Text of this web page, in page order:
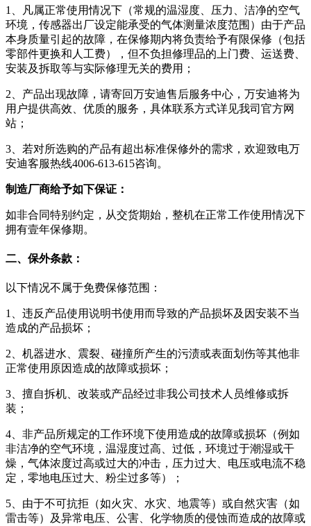
1、凡属正常使用情况下（常规的温湿度、压力、洁净的空气
环境，传感器出厂设定能承受的气体测量浓度范围）由于产品
本身质量引起的故障，在保修期内将负责给予有限保修（包括
零部件更换和人工费），但不负担修理品的上门费、运送费、
安装及拆取等与实际修理无关的费用；
2、产品出现故障，请寄回万安迪售后服务中心，万安迪将为
用户提供高效、优质的服务，具体联系方式详见我司官方网
站；
3、若对所选购的产品有超出标准保修外的需求，欢迎致电万
安迪客服热线4006-613-615咨询。
制造厂商给予如下保证：
如非合同特别约定，从交货期始，整机在正常工作使用情况下
拥有壹年保修期。
二、保外条款：
以下情况不属于免费保修范围：
1、违反产品使用说明书使用而导致的产品损坏及因安装不当
造成的产品损坏；
2、机器进水、震裂、碰撞所产生的污渍或表面划伤等其他非
正常使用原因造成的故障或损坏；
3、擅自拆机、改装或产品经过非我公司技术人员维修或拆
装；
4、非产品所规定的工作环境下使用造成的故障或损坏（例如
非洁净的空气环境，温湿度过高、过低，环境过于潮湿或干
燥，气体浓度过高或过大的冲击，压力过大、电压或电流不稳
定，零地电压过大、粉尘过多等）；
5、由于不可抗拒（如火灾、水灾、地震等）或自然灾害（如
雷击等）及异常电压、公害、化学物质的侵蚀而造成的故障或